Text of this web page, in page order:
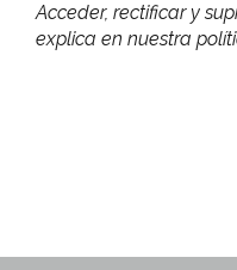
Acceder, rectificar y
explica en nuestra